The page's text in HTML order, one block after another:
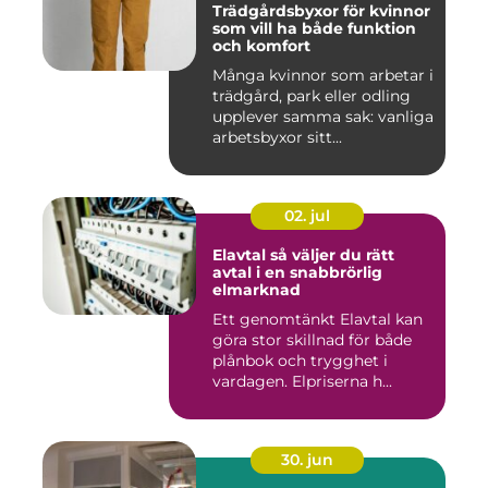
Trädgårdsbyxor för kvinnor
som vill ha både funktion
och komfort
Många kvinnor som arbetar i
trädgård, park eller odling
upplever samma sak: vanliga
arbetsbyxor sitt...
02. jul
Elavtal så väljer du rätt
avtal i en snabbrörlig
elmarknad
Ett genomtänkt Elavtal kan
göra stor skillnad för både
plånbok och trygghet i
vardagen. Elpriserna h...
30. jun